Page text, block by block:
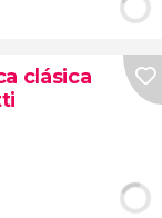
clásica